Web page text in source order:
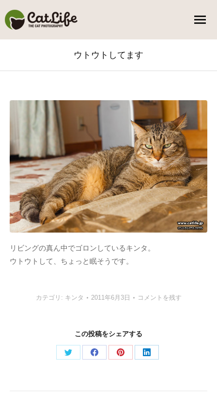
ウトウトしてます
リビングの真ん中でゴロンしているキンタ。
ウトウトして、ちょっと眠そうです。
カテゴリ: キンタ 2011年6月3日 コメントを残す
この投稿をシェアする
Share
Share
Share
Share